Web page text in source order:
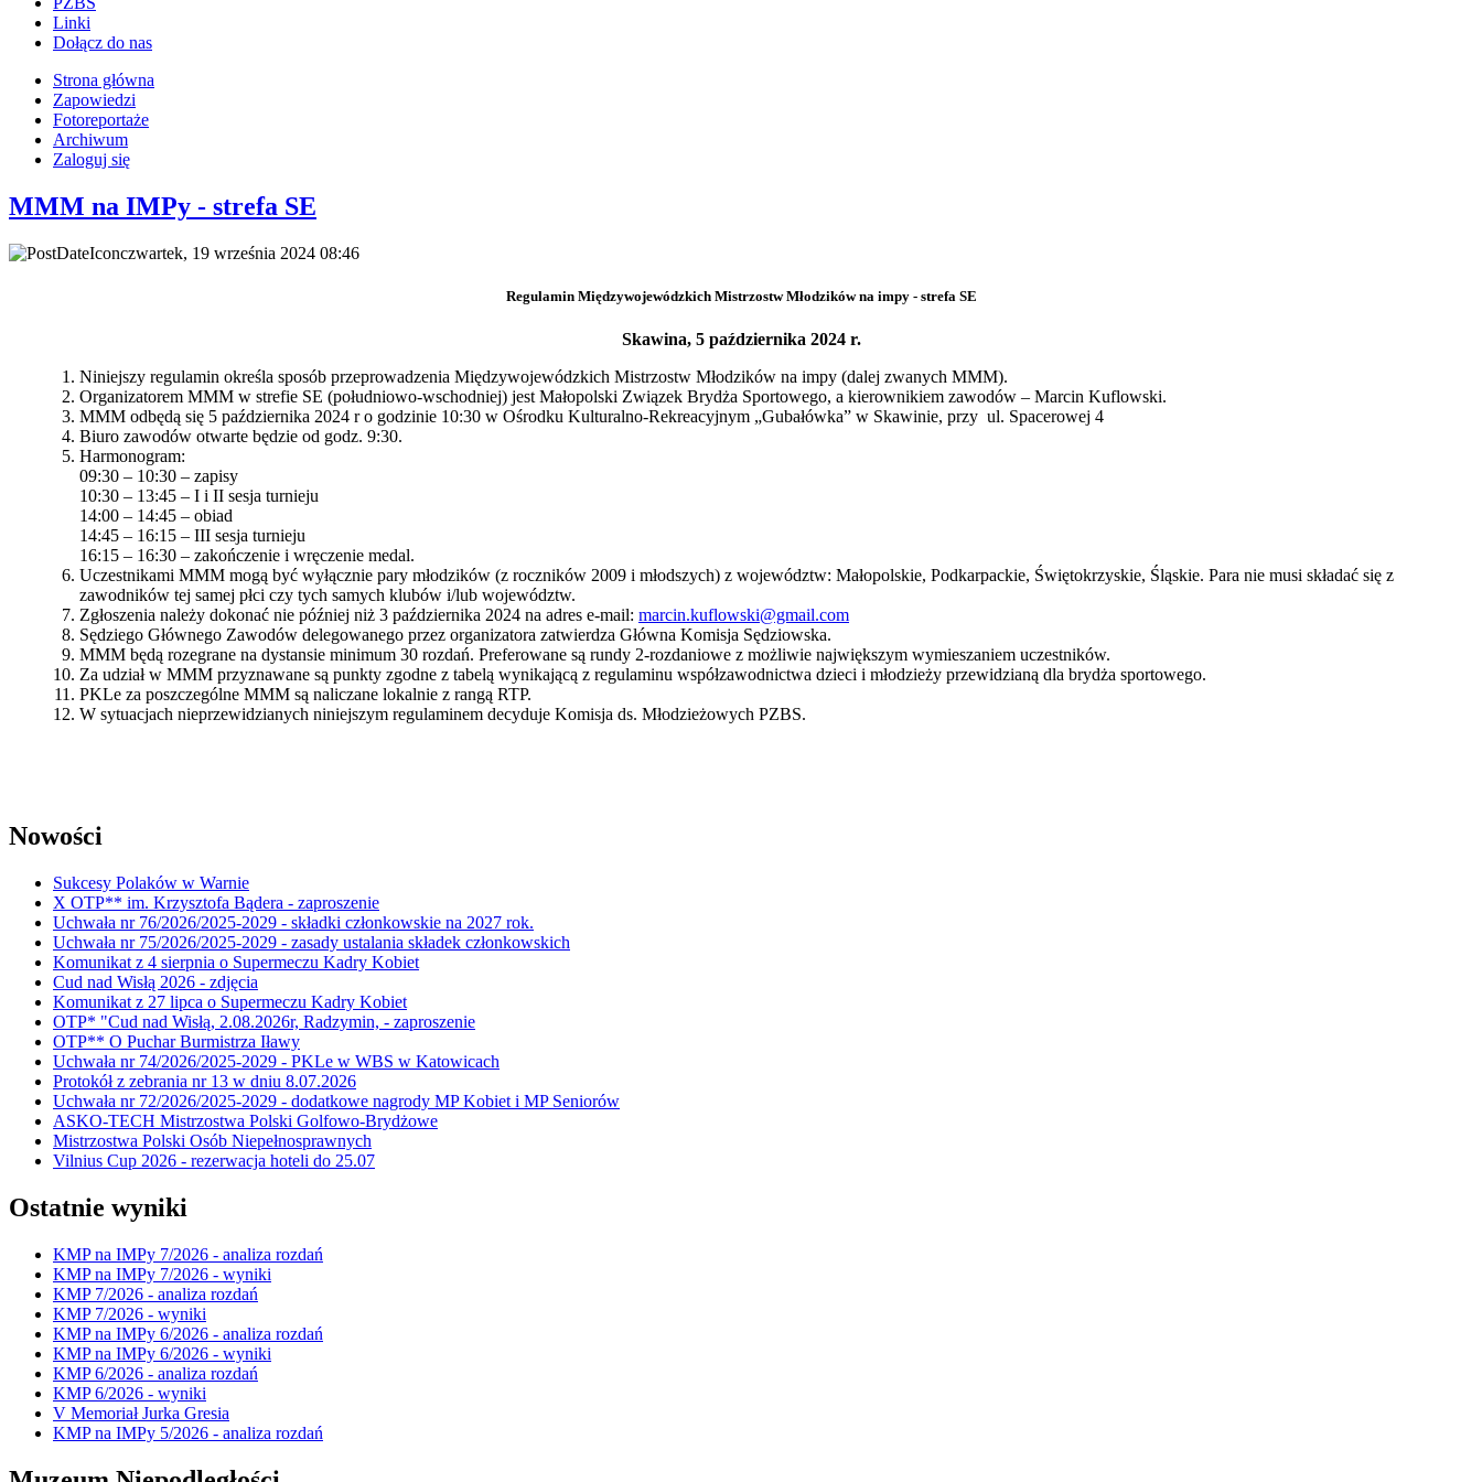
Linki
Dołącz do nas
Strona główna
Zapowiedzi
Fotoreportaże
Archiwum
Zaloguj się
MMM na IMPy - strefa SE
czwartek, 19 września 2024 08:46
Regulamin Międzywojewódzkich Mistrzostw Młodzików na impy - strefa SE
Skawina, 5 października 2024 r.
Niniejszy regulamin określa sposób przeprowadzenia Międzywojewódzkich Mistrzostw Młodzików na impy (dalej zwanych MMM).
Organizatorem MMM w strefie SE (południowo-wschodniej) jest Małopolski Związek Brydża Sportowego, a kierownikiem zawodów – Marcin Kuflowski.
MMM odbędą się 5 października 2024 r o godzinie 10:30 w Ośrodku Kulturalno-Rekreacyjnym „Gubałówka” w Skawinie, przy ul. Spacerowej 4
Biuro zawodów otwarte będzie od godz. 9:30.
Harmonogram:
09:30 – 10:30 – zapisy
10:30 – 13:45 – I i II sesja turnieju
14:00 – 14:45 – obiad
14:45 – 16:15 – III sesja turnieju
16:15 – 16:30 – zakończenie i wręczenie medal.
Uczestnikami MMM mogą być wyłącznie pary młodzików (z roczników 2009 i młodszych) z województw: Małopolskie, Podkarpackie, Świętokrzyskie, Śląskie. Para nie musi składać się z
zawodników tej samej płci czy tych samych klubów i/lub województw.
Zgłoszenia należy dokonać nie później niż 3 października 2024 na adres e-mail: marcin.kuflowski@gmail.com
Sędziego Głównego Zawodów delegowanego przez organizatora zatwierdza Główna Komisja Sędziowska.
MMM będą rozegrane na dystansie minimum 30 rozdań. Preferowane są rundy 2-rozdaniowe z możliwie największym wymieszaniem uczestników.
Za udział w MMM przyznawane są punkty zgodne z tabelą wynikającą z regulaminu współzawodnictwa dzieci i młodzieży przewidzianą dla brydża sportowego.
PKLe za poszczególne MMM są naliczane lokalnie z rangą RTP.
W sytuacjach nieprzewidzianych niniejszym regulaminem decyduje Komisja ds. Młodzieżowych PZBS.
Nowości
Sukcesy Polaków w Warnie
X OTP** im. Krzysztofa Bądera - zaproszenie
Uchwała nr 76/2026/2025-2029 - składki członkowskie na 2027 rok.
Uchwała nr 75/2026/2025-2029 - zasady ustalania składek członkowskich
Komunikat z 4 sierpnia o Supermeczu Kadry Kobiet
Cud nad Wisłą 2026 - zdjęcia
Komunikat z 27 lipca o Supermeczu Kadry Kobiet
OTP* "Cud nad Wisłą, 2.08.2026r, Radzymin, - zaproszenie
OTP** O Puchar Burmistrza Iławy
Uchwała nr 74/2026/2025-2029 - PKLe w WBS w Katowicach
Protokół z zebrania nr 13 w dniu 8.07.2026
Uchwała nr 72/2026/2025-2029 - dodatkowe nagrody MP Kobiet i MP Seniorów
ASKO-TECH Mistrzostwa Polski Golfowo-Brydżowe
Mistrzostwa Polski Osób Niepełnosprawnych
Vilnius Cup 2026 - rezerwacja hoteli do 25.07
Ostatnie wyniki
KMP na IMPy 7/2026 - analiza rozdań
KMP na IMPy 7/2026 - wyniki
KMP 7/2026 - analiza rozdań
KMP 7/2026 - wyniki
KMP na IMPy 6/2026 - analiza rozdań
KMP na IMPy 6/2026 - wyniki
KMP 6/2026 - analiza rozdań
KMP 6/2026 - wyniki
V Memoriał Jurka Gresia
KMP na IMPy 5/2026 - analiza rozdań